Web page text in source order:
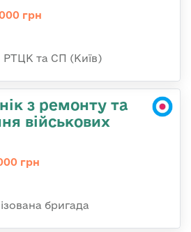
грн
РТЦК та СП (Київ)
з ремонту та
військових
грн
бригада